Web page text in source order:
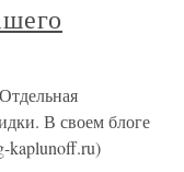
В своем блоге
kaplunoff.ru)